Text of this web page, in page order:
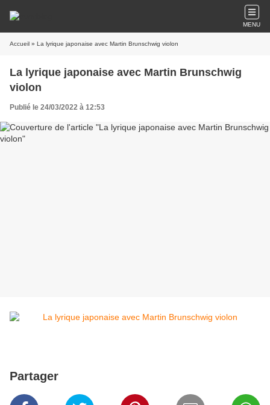
MENU
Accueil » La lyrique japonaise avec Martin Brunschwig violon
La lyrique japonaise avec Martin Brunschwig
violon
Publié le 24/03/2022 à 12:53
Partager